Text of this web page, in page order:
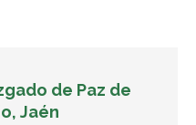
de Paz de
Jaén